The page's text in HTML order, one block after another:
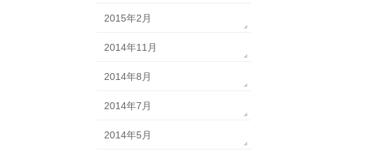
2015年2月
2014年11月
2014年8月
2014年7月
2014年5月